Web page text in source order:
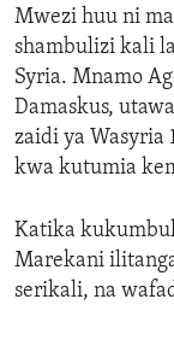
EUROPE
MIDDLE EAST
AID AND
DEMOCRACY
ECONOMY AND
ENVIRONMENT
IDEALS AND
FOLLOW US
Mwezi huu ni
shambulizi kali
Syria. Mnamo
Damaskus,
zaidi ya
kwa kutumia
Katika
Marekani
serikali, na